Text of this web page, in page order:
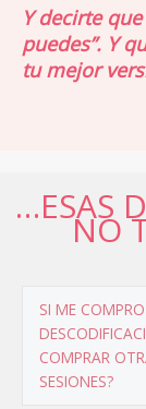
Y decirte
puedes”. Y
tu mejor
…ESAS
NO
SI ME
COMPRAR
SESIONES?